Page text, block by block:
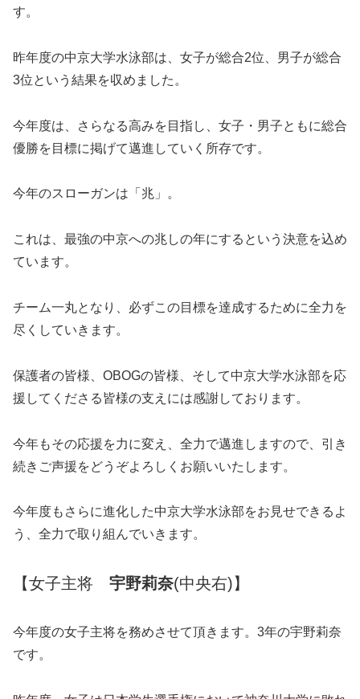
す。
昨年度の中京大学水泳部は、女子が総合2位、男子が総合
3位という結果を収めました。
今年度は、さらなる高みを目指し、女子・男子ともに総合
優勝を目標に掲げて邁進していく所存です。
今年のスローガンは「兆」。
これは、最強の中京への兆しの年にするという決意を込め
ています。
チーム一丸となり、必ずこの目標を達成するために全力を
尽くしていきます。
保護者の皆様、OBOGの皆様、そして中京大学水泳部を応
援してくださる皆様の支えには感謝しております。
今年もその応援を力に変え、全力で邁進しますので、引き
続きご声援をどうぞよろしくお願いいたします。
今年度もさらに進化した中京大学水泳部をお見せできるよ
う、全力で取り組んでいきます。
【女子主将 宇野莉奈(中央右)】
今年度の女子主将を務めさせて頂きます。3年の宇野莉奈
です。